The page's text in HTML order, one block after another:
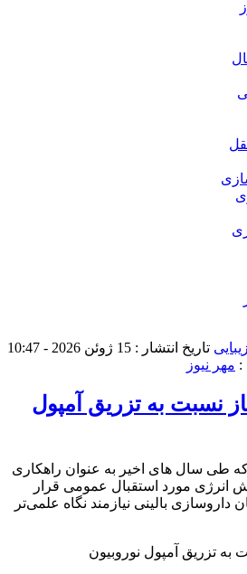
تاریخ انتشار : 15 ژوئن 2026 - 10:47
: مهر نیوز
نسبت به تزریق آمپول
که طی سال های اخیر به عنوان راهکاری
انرژی مورد استقبال عمومی قرار
داروسازی بالینی نیازمند نگاه علمی‌تر